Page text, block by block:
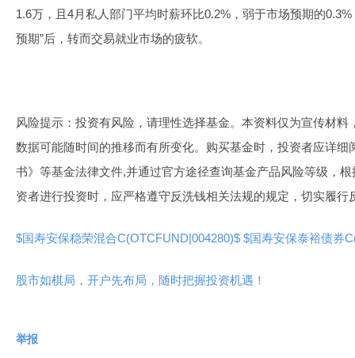
1.6万，且4月私人部门平均时薪环比0.2%，弱于市场预期的
预期”后，转而交易就业市场的疲软。
风险提示：投资有风险，请理性选择基金。本资料仅为宣传材
数据可能随时间的推移而有所变化。购买基金时，投资者应详细
书》等基金法律文件,并通过官方途径查询基金产品风险等级，
资者进行投资时，应严格遵守反洗钱相关法规的规定，切实履行
$国寿安保稳荣混合C(OTCFUND|004280)$ $国寿安保泰裕债券
股市如棋局，开户先布局，随时把握投资机遇！
举报